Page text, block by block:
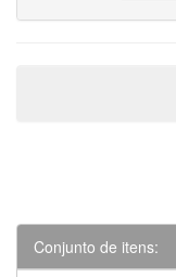
Conjunto de itens: